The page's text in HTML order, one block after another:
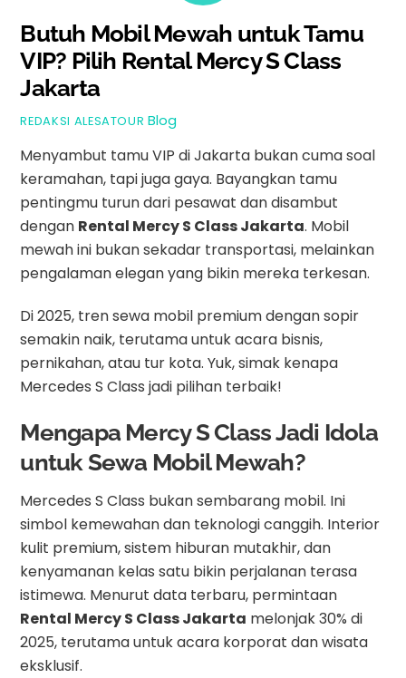
Butuh Mobil Mewah untuk Tamu
VIP? Pilih Rental Mercy S Class
Jakarta
REDAKSI ALESATOUR Blog
Menyambut tamu VIP di Jakarta bukan cuma soal
keramahan, tapi juga gaya. Bayangkan tamu
pentingmu turun dari pesawat dan disambut
dengan Rental Mercy S Class Jakarta. Mobil
mewah ini bukan sekadar transportasi, melainkan
pengalaman elegan yang bikin mereka terkesan.
Di 2025, tren sewa mobil premium dengan sopir
semakin naik, terutama untuk acara bisnis,
pernikahan, atau tur kota. Yuk, simak kenapa
Mercedes S Class jadi pilihan terbaik!
Mengapa Mercy S Class Jadi Idola
untuk Sewa Mobil Mewah?
Mercedes S Class bukan sembarang mobil. Ini
simbol kemewahan dan teknologi canggih. Interior
kulit premium, sistem hiburan mutakhir, dan
kenyamanan kelas satu bikin perjalanan terasa
istimewa. Menurut data terbaru, permintaan
Rental Mercy S Class Jakarta melonjak 30% di
2025, terutama untuk acara korporat dan wisata
eksklusif.